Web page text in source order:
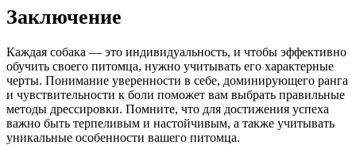
Заключение
Каждая собака — это индивидуальность, и чтобы эффективно
обучить своего питомца, нужно учитывать его характерные
черты. Понимание уверенности в себе, доминирующего ранга
и чувствительности к боли поможет вам выбрать правильные
методы дрессировки. Помните, что для достижения успеха
важно быть терпеливым и настойчивым, а также учитывать
уникальные особенности вашего питомца.